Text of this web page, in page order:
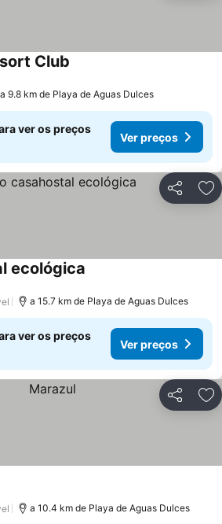
Club
a 9.8 km de Playa de Aguas Dulces
ver os preços
Ver preços
Partilhar
ecológica
a 15.7 km de Playa de Aguas Dulces
ver os preços
Ver preços
Partilhar
a 10.4 km de Playa de Aguas Dulces